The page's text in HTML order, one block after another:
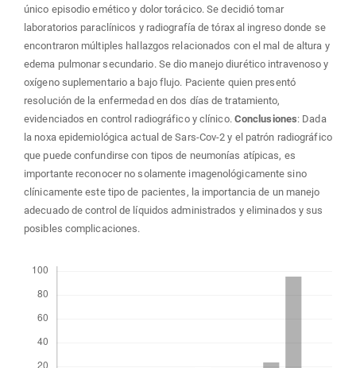
único episodio emético y dolor torácico. Se decidió tomar
laboratorios paraclínicos y radiografía de tórax al ingreso donde se
encontraron múltiples hallazgos relacionados con el mal de altura y
edema pulmonar secundario. Se dio manejo diurético intravenoso y
oxígeno suplementario a bajo flujo. Paciente quien presentó
resolución de la enfermedad en dos días de tratamiento,
evidenciados en control radiográfico y clínico. Conclusiones: Dada
la noxa epidemiológica actual de Sars-Cov-2 y el patrón radiográfico
que puede confundirse con tipos de neumonías atípicas, es
importante reconocer no solamente imagenológicamente sino
clínicamente este tipo de pacientes, la importancia de un manejo
adecuado de control de líquidos administrados y eliminados y sus
posibles complicaciones.